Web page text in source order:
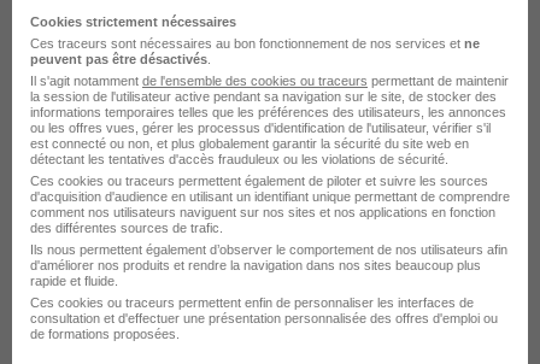
Postuler chez Odalys par Métier
Femme de ménage Odalys
Agent technique Odalys
Réceptionniste Odalys
Agent de service hospitalier Odalys
Barmaid Odalys
Employé d'hôtel Odalys
Cookies strictement nécessaires
Ces traceurs sont nécessaires au bon fonctionnement de nos services et ne
peuvent pas être désactivés
Il s'agit notamment de l'ensemble des cookies ou traceurs permettant de maintenir
la session de l'utilisateur active pendant sa navigation sur le site, de stocker des
informations temporaires telles que les préférences des utilisateurs, les annonces
ou les offres vues, gérer les processus d'identification de l'utilisateur, vérifier s'il
est connecté ou non, et plus globalement garantir la sécurité du site web en
détectant les tentatives d'accès frauduleux ou les violations de sécurité.
Ces cookies ou traceurs permettent également de piloter et suivre les sources
d'acquisition d'audience en utilisant un identifiant unique permettant de comprendre
comment nos utilisateurs naviguent sur nos sites et nos applications en fonction
des différentes sources de trafic.
Ils nous permettent également d’observer le comportement de nos utilisateurs afin
d'améliorer nos produits et rendre la navigation dans nos sites beaucoup plus
rapide et fluide.
Ces cookies ou traceurs permettent enfin de personnaliser les interfaces de
consultation et d'effectuer une présentation personnalisée des offres d'emploi ou
de formations proposées.